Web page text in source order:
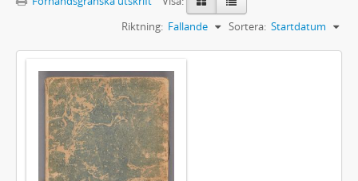
Sortera: Startdatum
Riktning: Fallande